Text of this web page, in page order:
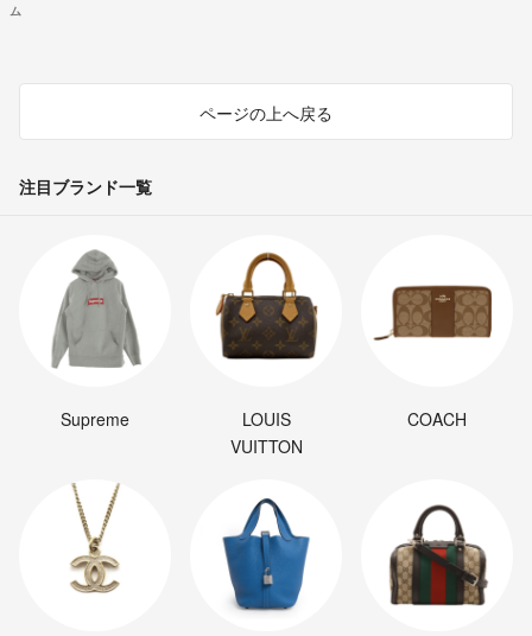
ム
ページの上へ戻る
注目ブランド一覧
Supreme
LOUIS
VUITTON
COACH